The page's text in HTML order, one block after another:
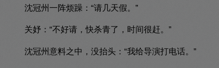
沈冠州一阵烦躁：“请几天假。”
关妤：“不好请，快杀青了，时间很赶。”
沈冠州意料之中，没抬头：“我给导演打电话。”